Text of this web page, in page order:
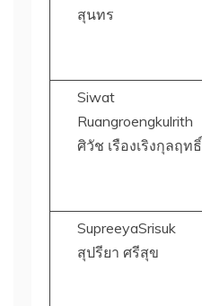
สุนทร
Siwat
Ruangroengkulrith
ศิวัช เรืองเริงกุลฤทธิ์
SupreeyaSrisuk
สุปรียา ศรีสุข